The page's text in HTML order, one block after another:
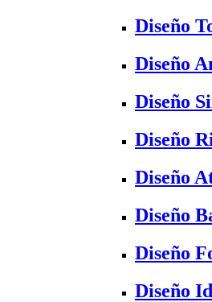
Diseño
Diseño
Diseño
Diseño
Diseño
Diseño
Diseño
Diseño